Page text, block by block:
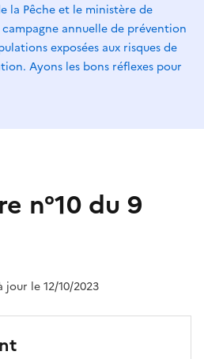
la Pêche et le ministère de
annuelle de prévention
exposées aux risques de
Ayons les bons réflexes pour
n°10 du 9
jour le 12/10/2023